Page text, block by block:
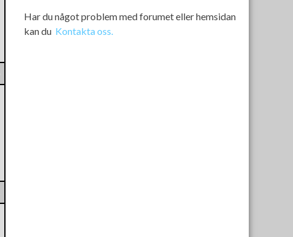
Har du något problem med forumet eller hemsidan
kan du Kontakta oss.